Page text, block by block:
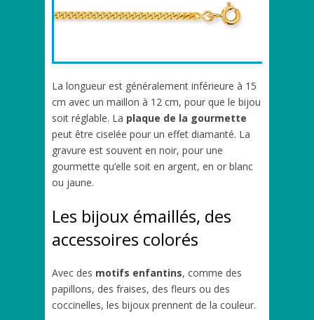
La longueur est généralement inférieure à 15
cm avec un maillon à 12 cm, pour que le bijou
soit réglable. La plaque de la gourmette
peut être ciselée pour un effet diamanté. La
gravure est souvent en noir, pour une
gourmette qu’elle soit en argent, en or blanc
ou jaune.
Les bijoux émaillés, des
accessoires colorés
Avec des motifs enfantins, comme des
papillons, des fraises, des fleurs ou des
coccinelles, les bijoux prennent de la couleur.